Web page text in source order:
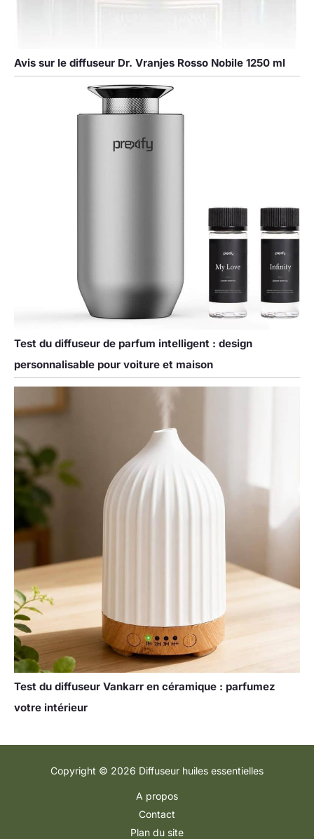
Avis sur le diffuseur Dr. Vranjes Rosso Nobile 1250 ml
Test du diffuseur de parfum intelligent : design
personnalisable pour voiture et maison
Test du diffuseur Vankarr en céramique : parfumez
votre intérieur
Copyright © 2026 Diffuseur huiles essentielles
A propos
Contact
Plan du site